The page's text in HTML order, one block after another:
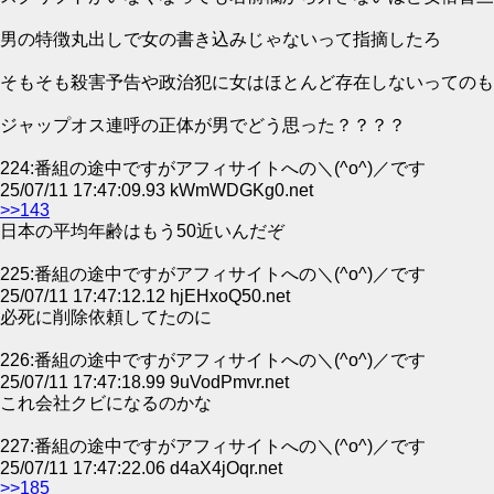
男の特徴丸出しで女の書き込みじゃないって指摘したろ
そもそも殺害予告や政治犯に女はほとんど存在しないっての
ジャップオス連呼の正体が男でどう思った？？？？
224:番組の途中ですがアフィサイトへの＼(^o^)／です
25/07/11 17:47:09.93 kWmWDGKg0.net
>>143
日本の平均年齢はもう50近いんだぞ
225:番組の途中ですがアフィサイトへの＼(^o^)／です
25/07/11 17:47:12.12 hjEHxoQ50.net
必死に削除依頼してたのに
226:番組の途中ですがアフィサイトへの＼(^o^)／です
25/07/11 17:47:18.99 9uVodPmvr.net
これ会社クビになるのかな
227:番組の途中ですがアフィサイトへの＼(^o^)／です
25/07/11 17:47:22.06 d4aX4jOqr.net
>>185